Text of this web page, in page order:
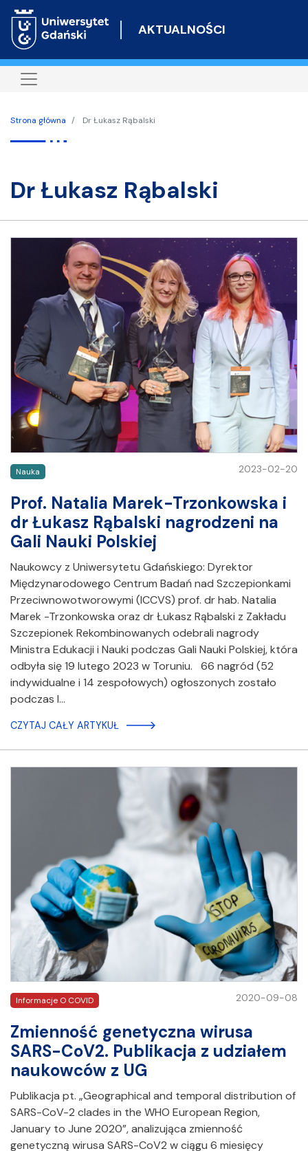
do
AKTUALNOŚCI
Strona główna Dr Łukasz Rąbalski
dr Łukasz Rąbalski
Nauka 2023-02-20
Prof. Natalia Marek-Trzonkowska i
dr Łukasz Rąbalski nagrodzeni na
Gali Nauki Polskiej
Naukowcy z Uniwersytetu Gdańskiego: Dyrektor
Międzynarodowego Centrum Badań nad Szczepionkami
Przeciwnowotworowymi (ICCVS) prof. dr hab. Natalia
Marek -Trzonkowska oraz dr Łukasz Rąbalski z Zakładu
Szczepionek Rekombinowanych odebrali nagrody
Ministra Edukacji i Nauki podczas Gali Nauki Polskiej, która
odbyła się 19 lutego 2023 w Toruniu. 66 nagród (52
indywidualne i 14 zespołowych) ogłoszonych zostało
podczas I…
CZYTAJ CAŁY ARTYKUŁ
Informacje O COVID 2020-09-08
Zmienność genetyczna wirusa
SARS-CoV2. Publikacja z udziałem
naukowców z UG
Publikacja pt. „Geographical and temporal distribution of
SARS-CoV-2 clades in the WHO European Region,
January to June 2020”, analizująca zmienność
genetyczną wirusa SARS-CoV2 w ciągu 6 miesięcy